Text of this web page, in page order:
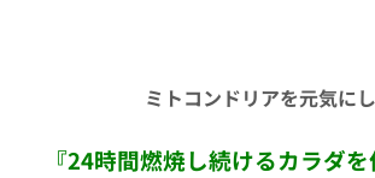
ミトコンドリアを元気に
『24時間燃焼し続けるカラダを